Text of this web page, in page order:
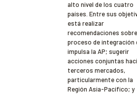
alto nivel de los cuatro
países. Entre sus
está realizar
recomendaciones
proceso de integración
impulsa la AP; sugerir
acciones conjuntas
terceros mercados,
particularmente con la
Región Asia-Pacífico; y